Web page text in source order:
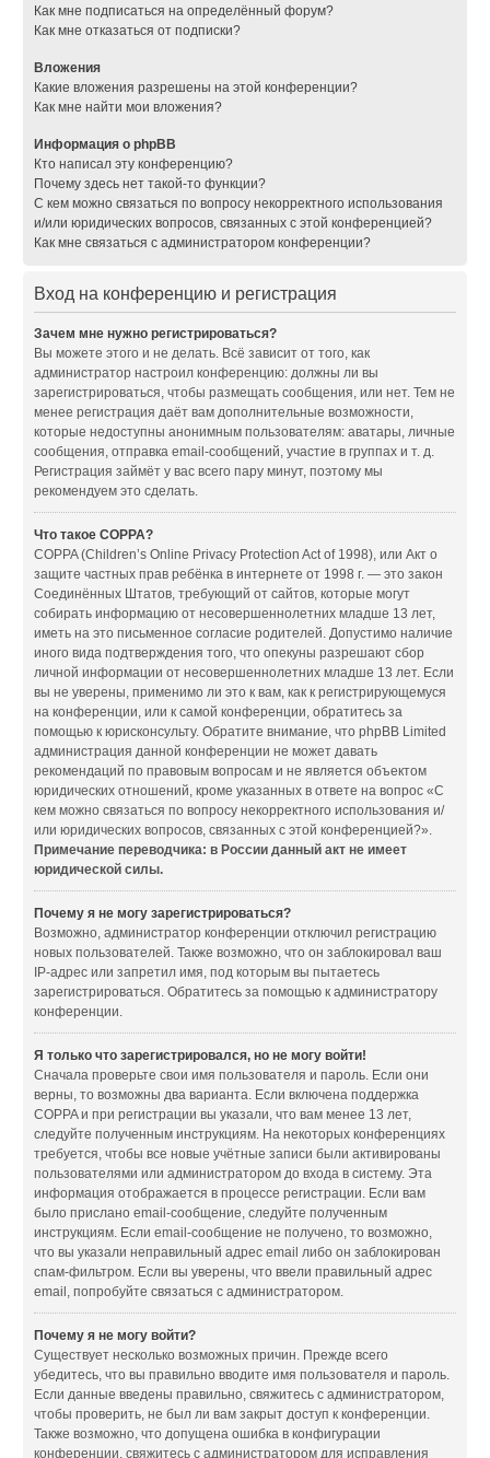
Как мне подписаться на определённый форум?
Как мне отказаться от подписки?
Вложения
Какие вложения разрешены на этой конференции?
Как мне найти мои вложения?
Информация о phpBB
Кто написал эту конференцию?
Почему здесь нет такой-то функции?
С кем можно связаться по вопросу некорректного использования
и/или юридических вопросов, связанных с этой конференцией?
Как мне связаться с администратором конференции?
Вход на конференцию и регистрация
Зачем мне нужно регистрироваться?
Вы можете этого и не делать. Всё зависит от того, как
администратор настроил конференцию: должны ли вы
зарегистрироваться, чтобы размещать сообщения, или нет. Тем не
менее регистрация даёт вам дополнительные возможности,
которые недоступны анонимным пользователям: аватары, личные
сообщения, отправка email-сообщений, участие в группах и т. д.
Регистрация займёт у вас всего пару минут, поэтому мы
рекомендуем это сделать.
Что такое COPPA?
COPPA (Children’s Online Privacy Protection Act of 1998), или Акт о
защите частных прав ребёнка в интернете от 1998 г. — это закон
Соединённых Штатов, требующий от сайтов, которые могут
собирать информацию от несовершеннолетних младше 13 лет,
иметь на это письменное согласие родителей. Допустимо наличие
иного вида подтверждения того, что опекуны разрешают сбор
личной информации от несовершеннолетних младше 13 лет. Если
вы не уверены, применимо ли это к вам, как к регистрирующемуся
на конференции, или к самой конференции, обратитесь за
помощью к юрисконсульту. Обратите внимание, что phpBB Limited
администрация данной конференции не может давать
рекомендаций по правовым вопросам и не является объектом
юридических отношений, кроме указанных в ответе на вопрос «С
кем можно связаться по вопросу некорректного использования и/
или юридических вопросов, связанных с этой конференцией?».
Примечание переводчика: в России данный акт не имеет
юридической силы.
Почему я не могу зарегистрироваться?
Возможно, администратор конференции отключил регистрацию
новых пользователей. Также возможно, что он заблокировал ваш
IP-адрес или запретил имя, под которым вы пытаетесь
зарегистрироваться. Обратитесь за помощью к администратору
конференции.
Я только что зарегистрировался, но не могу войти!
Сначала проверьте свои имя пользователя и пароль. Если они
верны, то возможны два варианта. Если включена поддержка
COPPA и при регистрации вы указали, что вам менее 13 лет,
следуйте полученным инструкциям. На некоторых конференциях
требуется, чтобы все новые учётные записи были активированы
пользователями или администратором до входа в систему. Эта
информация отображается в процессе регистрации. Если вам
было прислано email-сообщение, следуйте полученным
инструкциям. Если email-сообщение не получено, то возможно,
что вы указали неправильный адрес email либо он заблокирован
спам-фильтром. Если вы уверены, что ввели правильный адрес
email, попробуйте связаться с администратором.
Почему я не могу войти?
Существует несколько возможных причин. Прежде всего
убедитесь, что вы правильно вводите имя пользователя и пароль.
Если данные введены правильно, свяжитесь с администратором,
чтобы проверить, не был ли вам закрыт доступ к конференции.
Также возможно, что допущена ошибка в конфигурации
конференции, свяжитесь с администратором для исправления